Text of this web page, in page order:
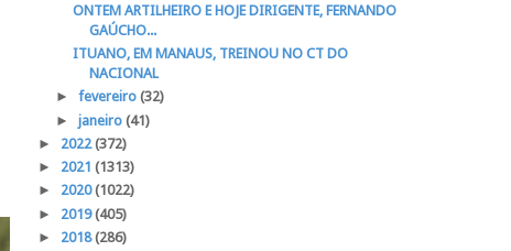
ONTEM ARTILHEIRO E HOJE DIRIGENTE, FERNANDO
GAÚCHO...
ITUANO, EM MANAUS, TREINOU NO CT DO
NACIONAL
► fevereiro (32)
► janeiro (41)
► 2022(372)
► 2021 (1313)
► 2020(1022)
► 2019(405)
► 2018(286)